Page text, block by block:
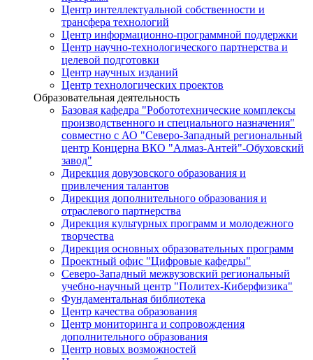
Центр интеллектуальной собственности и
трансфера технологий
Центр информационно-программной поддержки
Центр научно-технологического партнерства и
целевой подготовки
Центр научных изданий
Центр технологических проектов
Образовательная деятельность
Базовая кафедра "Робототехнические комплексы
производственного и специального назначения"
совместно с АО "Северо-Западный региональный
центр Концерна ВКО "Алмаз-Антей"-Обуховский
завод"
Дирекция довузовского образования и
привлечения талантов
Дирекция дополнительного образования и
отраслевого партнерства
Дирекция культурных программ и молодежного
творчества
Дирекция основных образовательных программ
Проектный офис "Цифровые кафедры"
Северо-Западный межвузовский региональный
учебно-научный центр "Политех-Киберфизика"
Фундаментальная библиотека
Центр качества образования
Центр мониторинга и сопровождения
дополнительного образования
Центр новых возможностей